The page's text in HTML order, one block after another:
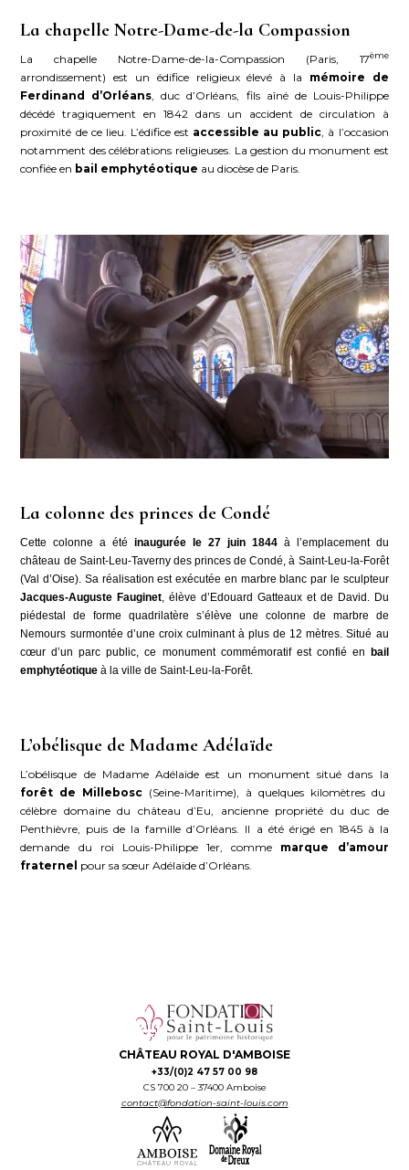
La chapelle Notre-Dame-de-la Compassion
La chapelle Notre-Dame-de-la-Compassion (Paris, 17ème
arrondissement) est un édifice religieux élevé à la mémoire de
Ferdinand d’Orléans , duc d’Orléans, fils aîné de Louis-Philippe
décédé tragiquement en 1842 dans un accident de circulation à
proximité de ce lieu. L’édifice est accessible au public , à l’occasion
notamment des célébrations religieuses. La gestion du monument est
confiée en bail emphytéotique au diocèse de Paris.
La colonne des princes de Condé
Cette colonne a étéinaugurée le 27 juin 1844à l’emplacement du
château de Saint-Leu-Taverny des princes de Condé, à Saint-Leu-la-Forêt
(Val d’Oise). Sa réalisation est exécutée en marbre blanc par le sculpteur
Jacques-Auguste Fauginet, élève d’Edouard Gatteaux et de David. Du
piédestal de forme quadrilatère s’élève une colonne de marbre de
Nemours surmontée d’une croix culminant à plus de 12 mètres. Situé au
cœur d’un parc public, ce monument commémoratif est confié en
bail
emphytéotique à la ville de Saint-Leu-la-Forêt.
L’obélisque de Madame Adélaïde
L’obélisque de Madame Adélaïde est un monument situé dans la
forêt de Millebosc (Seine-Maritime), à quelques kilomètres du
célèbre domaine du château d’Eu, ancienne propriété du duc de
Penthièvre, puis de la famille d’Orléans. Il a été érigé en 1845 à la
demande du roi Louis-Philippe 1er, comme marque d’amour
fraternel pour sa sœur Adélaïde d’Orléans.
CHÂTEAU ROYAL D'AMBOISE
+33/(0)2 47 57 00 98
CS 700 20 – 37400 Amboise
contact@fondation-saint-louis.com